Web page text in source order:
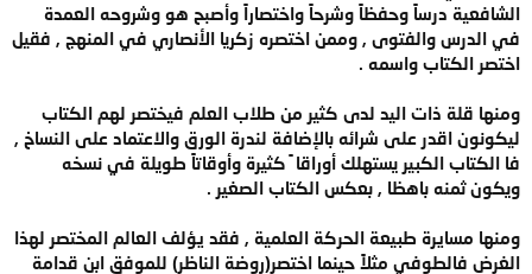
الشافعية درساً وحفظاً وشرحاً واختصاراً وأصبح هو وشروحه العمدة
في الدرس والفتوى , وممن اختصره زكريا الأنصاري في المنهج , فقيل
اختصر الكتاب واسمه .
ومنها قلة ذات اليد لدى كثير من طلاب العلم فيختصر لهم الكتاب
ليكونون اقدر على شرائه بالإضافة لندرة الورق والاعتماد على النساخ ,
فا الكتاب الكبير يستهلك أوراقا ً كثيرة وأوقاتاً طويلة في نسخه
ويكون ثمنه باهظا , بعكس الكتاب الصغير .
ومنها مسايرة طبيعة الحركة العلمية , فقد يؤلف العالم المختصر لهذا
الغرض فالطوفي مثلاً حينما اختصر(روضة الناظر) للموفق ابن قدامة